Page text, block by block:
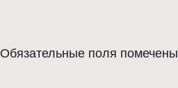
Обязательные поля помечены